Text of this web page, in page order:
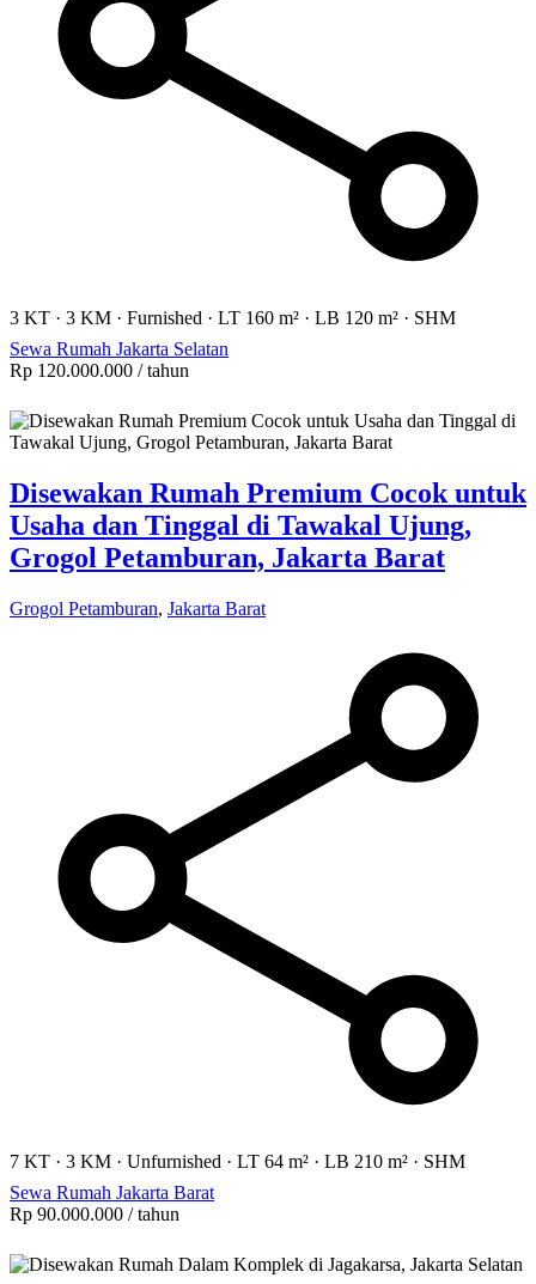
3 KT · 3 KM · Furnished · LT 160 m² · LB 120 m² · SHM
Sewa Rumah Jakarta Selatan
Rp 120.000.000 / tahun
Disewakan Rumah Premium Cocok untuk
Usaha dan Tinggal di Tawakal Ujung,
Grogol Petamburan, Jakarta Barat
Grogol Petamburan, Jakarta Barat
7 KT · 3 KM · Unfurnished · LT 64 m² · LB 210 m² · SHM
Sewa Rumah Jakarta Barat
Rp 90.000.000 / tahun